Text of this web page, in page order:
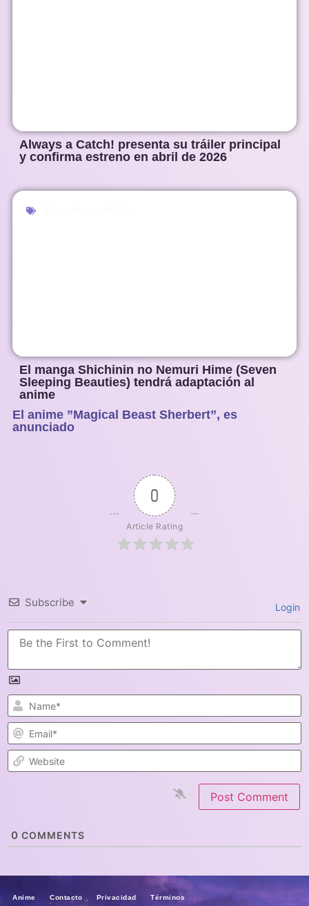
Always a Catch! presenta su tráiler principal
y confirma estreno en abril de 2026
El manga Shichinin no Nemuri Hime (Seven
Sleeping Beauties) tendrá adaptación al
anime
El anime ”Magical Beast Sherbert”, es
anunciado
0
Article Rating
Subscribe Login
0 COMMENTS
Anime Contacto Privacidad Términos